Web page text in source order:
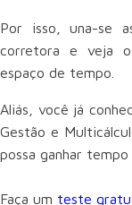
Por isso, una-se
corretora e veja
espaço de tempo.
Aliás, você já
Gestão e
possa ganhar
Faça um teste